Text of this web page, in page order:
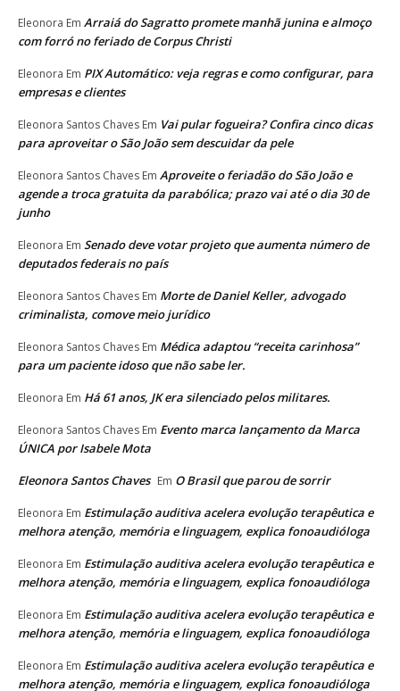
Eleonora Em Arraiá do Sagratto promete manhã junina e almoço
com forró no feriado de Corpus Christi
Eleonora Em PIX Automático: veja regras e como configurar, para
empresas e clientes
Eleonora Santos Chaves Em Vai pular fogueira? Confira cinco dicas
para aproveitar o São João sem descuidar da pele
Eleonora Santos Chaves Em Aproveite o feriadão do São João e
agende a troca gratuita da parabólica; prazo vai até o dia 30 de
junho
Eleonora Em Senado deve votar projeto que aumenta número de
deputados federais no país
Eleonora Santos Chaves Em Morte de Daniel Keller, advogado
criminalista, comove meio jurídico
Eleonora Santos Chaves Em Médica adaptou “receita carinhosa”
para um paciente idoso que não sabe ler.
Eleonora Em Há 61 anos, JK era silenciado pelos militares.
Eleonora Santos Chaves Em Evento marca lançamento da Marca
ÚNICA por Isabele Mota
Eleonora Santos Chaves Em O Brasil que parou de sorrir
Eleonora Em Estimulação auditiva acelera evolução terapêutica e
melhora atenção, memória e linguagem, explica fonoaudióloga
Eleonora Em Estimulação auditiva acelera evolução terapêutica e
melhora atenção, memória e linguagem, explica fonoaudióloga
Eleonora Em Estimulação auditiva acelera evolução terapêutica e
melhora atenção, memória e linguagem, explica fonoaudióloga
Eleonora Em Estimulação auditiva acelera evolução terapêutica e
melhora atenção, memória e linguagem, explica fonoaudióloga